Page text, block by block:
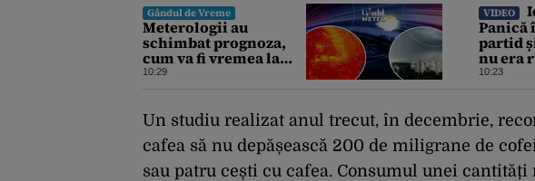
Gândul de Vreme
Meterologii au
schimbat prognoza,
cum va fi vremea la
început de săptămână.
Gândul
10:29
VIDEO
Panică
partid
nu era
10:23
Un studiu realizat anul trecut, în decembrie,
cafea să nu depășească 200 de miligrane de
sau patru cești cu cafea. Consumul unei